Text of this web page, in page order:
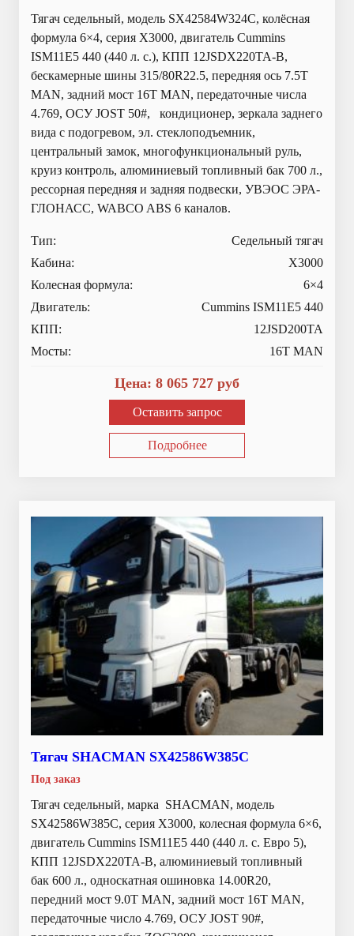
Тягач седельный, модель SX42584W324C, колёсная
формула 6×4, серия X3000, двигатель Cummins
ISM11E5 440 (440 л. с.), КПП 12JSDX220TA-B,
бескамерные шины 315/80R22.5, передняя ось 7.5T
MAN, задний мост 16T MAN, передаточные числа
4.769, ОСУ JOST 50#, кондиционер, зеркала заднего
вида с подогревом, эл. стеклоподъемник,
центральный замок, многофункциональный руль,
круиз контроль, алюминиевый топливный бак 700 л.,
рессорная передняя и задняя подвески, УВЭОС ЭРА-
ГЛОНАСС, WABCO ABS 6 каналов.
Тип:
Седельный тягач
Кабина:
X3000
Колесная формула:
6×4
Двигатель:
Cummins ISM11E5 440
КПП:
12JSD200TA
Мосты:
16T MAN
Цена: 8 065 727 руб
Оставить запрос
Подробнее
Тягач SHACMAN SX42586W385C
Под заказ
Тягач седельный, марка SHACMAN, модель
SX42586W385C, серия Х3000, колесная формула 6×6,
двигатель Cummins ISM11E5 440 (440 л. с. Евро 5),
КПП 12JSDX220TA-B, алюминиевый топливный
бак 600 л., односкатная ошиновка 14.00R20,
передний мост 9.0T MAN, задний мост 16T MAN,
передаточные число 4.769, ОСУ JOST 90#,